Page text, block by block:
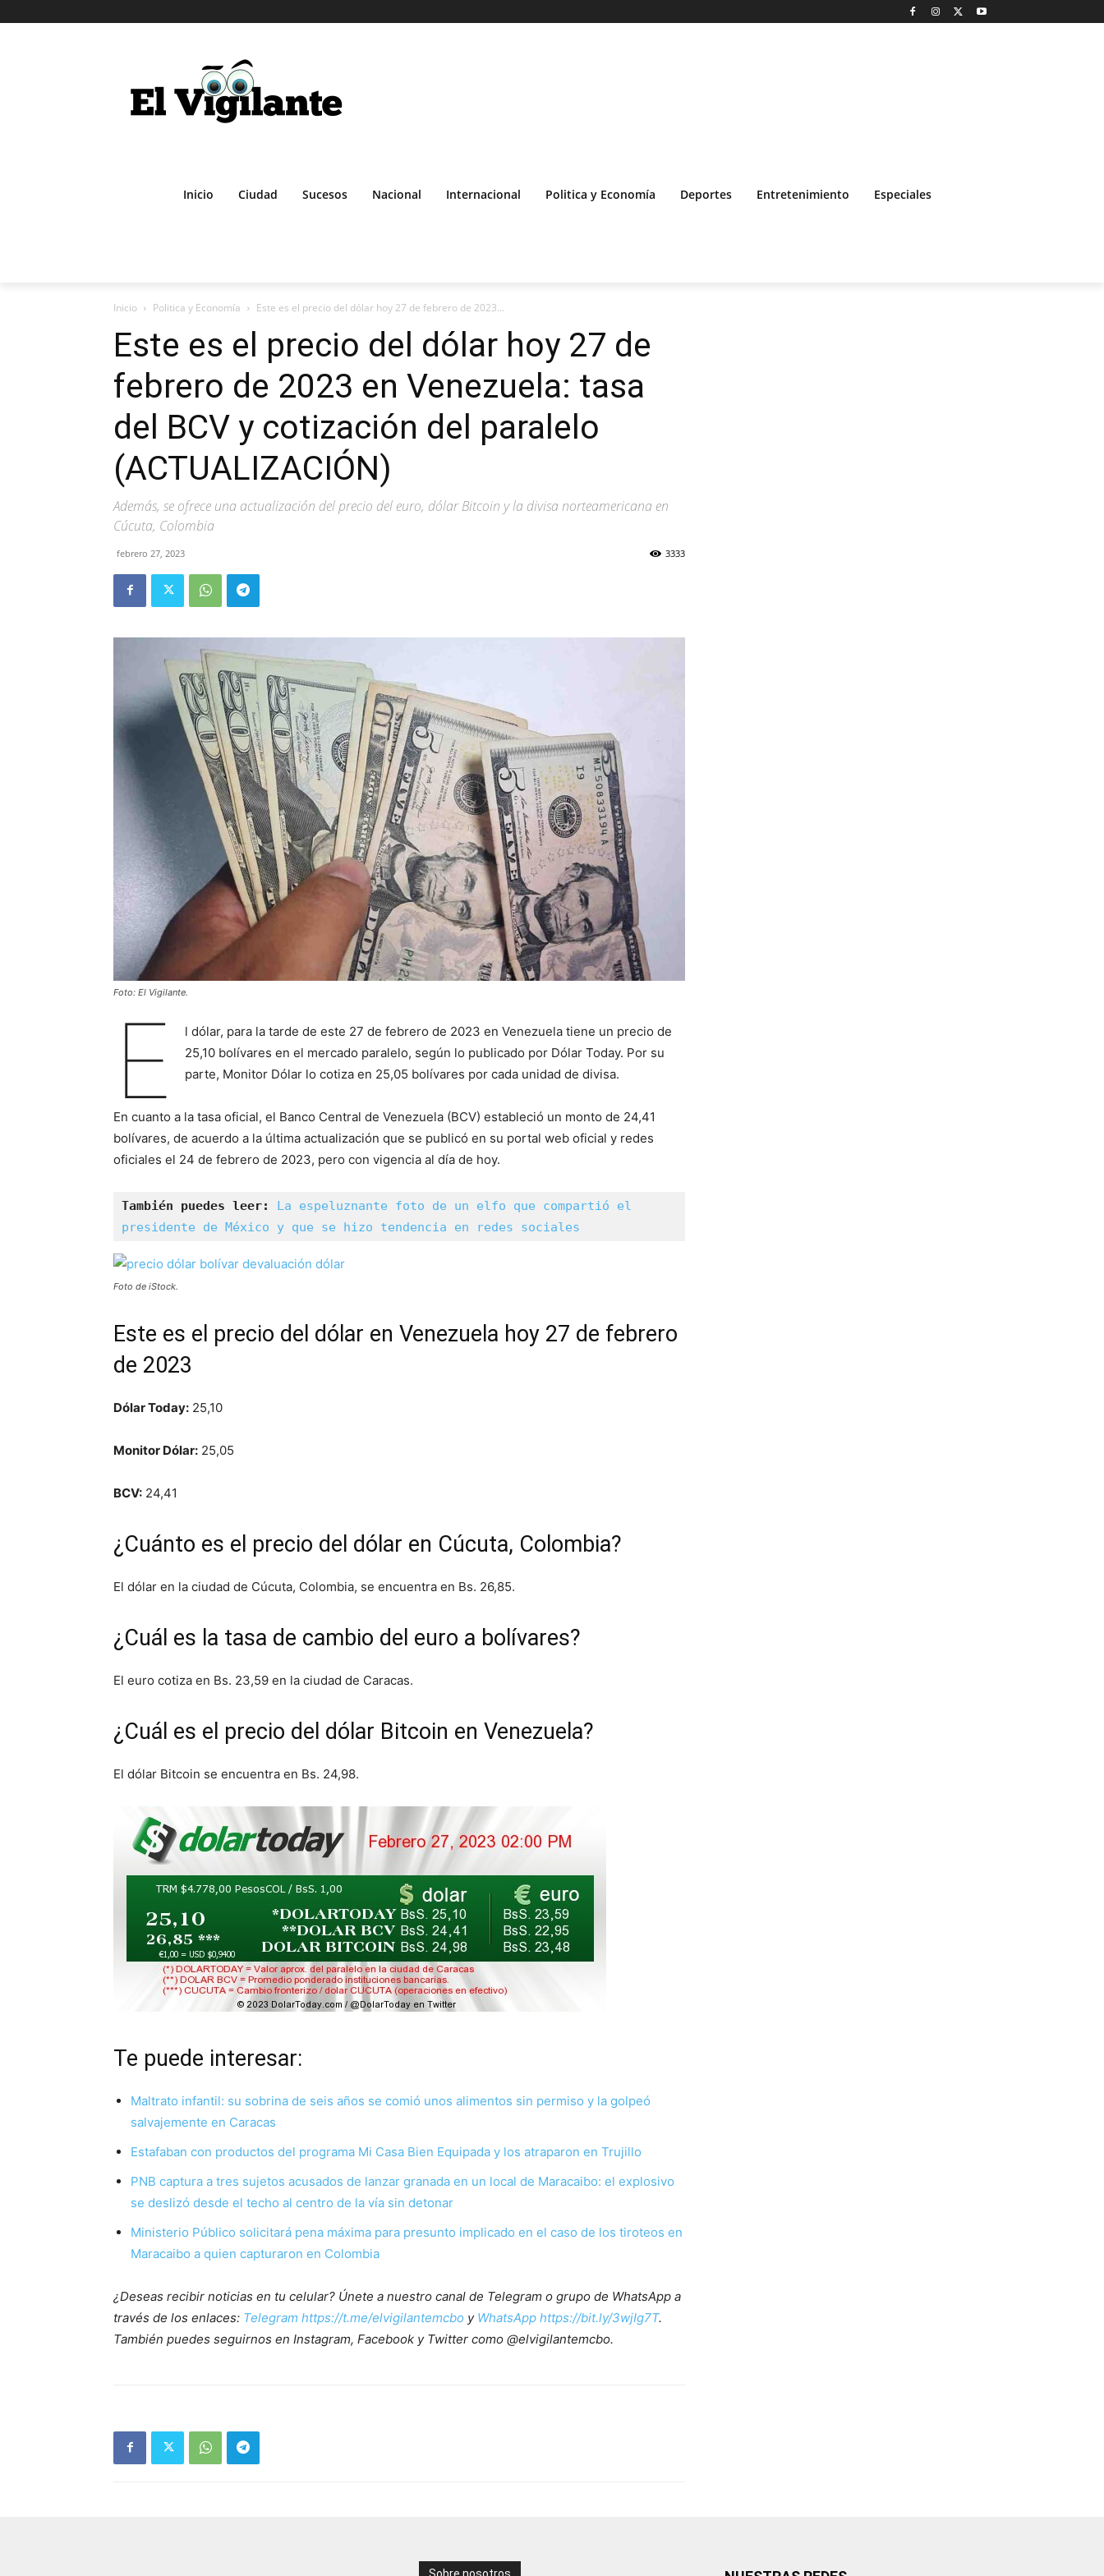
Inicio Ciudad Sucesos Nacional Internacional Politica y Economía Deportes Entretenimiento Especiales
Inicio Politica y Economía Este es el precio del dólar hoy 27 de febrero de 2023...
Este es el precio del dólar hoy 27 de
febrero de 2023 en Venezuela: tasa
del BCV y cotización del paralelo
(ACTUALIZACIÓN)
Además, se ofrece una actualización del precio del euro, dólar Bitcoin y la divisa norteamericana en
Cúcuta, Colombia
febrero 27, 2023 3333
Foto: El Vigilante.
E
l dólar, para la tarde de este 27 de febrero de 2023 en Venezuela tiene un precio de
25,10 bolívares en el mercado paralelo, según lo publicado por Dólar Today. Por su
parte, Monitor Dólar lo cotiza en 25,05 bolívares por cada unidad de divisa.
En cuanto a la tasa oficial, el Banco Central de Venezuela (BCV) estableció un monto de 24,41
bolívares, de acuerdo a la última actualización que se publicó en su portal web oficial y redes
oficiales el 24 de febrero de 2023, pero con vigencia al día de hoy.
También puedes leer:
La espeluznante foto de un elfo que compartió el
presidente de México y que se hizo tendencia en redes sociales
Foto de iStock.
Este es el precio del dólar en Venezuela hoy 27 de febrero
de 2023
Dólar Today: 25,10
Monitor Dólar: 25,05
BCV: 24,41
¿Cuánto es el precio del dólar en Cúcuta, Colombia?
El dólar en la ciudad de Cúcuta, Colombia, se encuentra en Bs. 26,85.
¿Cuál es la tasa de cambio del euro a bolívares?
El euro cotiza en Bs. 23,59 en la ciudad de Caracas.
¿Cuál es el precio del dólar Bitcoin en Venezuela?
El dólar Bitcoin se encuentra en Bs. 24,98.
Te puede interesar:
Maltrato infantil: su sobrina de seis años se comió unos alimentos sin permiso y la golpeó
salvajemente en Caracas
Estafaban con productos del programa Mi Casa Bien Equipada y los atraparon en Trujillo
PNB captura a tres sujetos acusados de lanzar granada en un local de Maracaibo: el explosivo
se deslizó desde el techo al centro de la vía sin detonar
Ministerio Público solicitará pena máxima para presunto implicado en el caso de los tiroteos en
Maracaibo a quien capturaron en Colombia
¿Deseas recibir noticias en tu celular? Únete a nuestro canal de Telegram o grupo de WhatsApp a
través de los enlaces: Telegram https://t.me/elvigilantemcbo y WhatsApp https://bit.ly/3wjIg7T.
También puedes seguirnos en Instagram, Facebook y Twitter como @elvigilantemcbo.
Sobre nosotros